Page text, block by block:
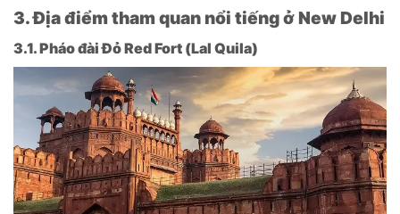
3. Địa điểm tham quan nổi tiếng ở New Delhi
3.1. Pháo đài Đỏ Red Fort (Lal Quila)